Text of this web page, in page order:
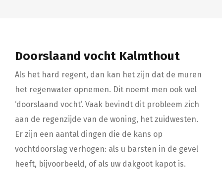
Doorslaand vocht Kalmthout
Als het hard regent, dan kan het zijn dat de muren
het regenwater opnemen. Dit noemt men ook wel
‘doorslaand vocht’. Vaak bevindt dit probleem zich
aan de regenzijde van de woning, het zuidwesten.
Er zijn een aantal dingen die de kans op
vochtdoorslag verhogen: als u barsten in de gevel
heeft, bijvoorbeeld, of als uw dakgoot kapot is.